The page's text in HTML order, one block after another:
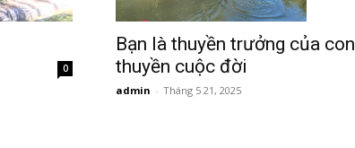
0
Bạn là thuyền trưởng của con
thuyền cuộc đời
admin - Tháng 5 21, 2025